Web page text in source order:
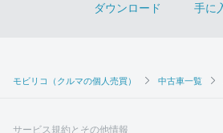
モビリコ（クルマの個人売買） 中古車一覧
サービス規約とその他情報